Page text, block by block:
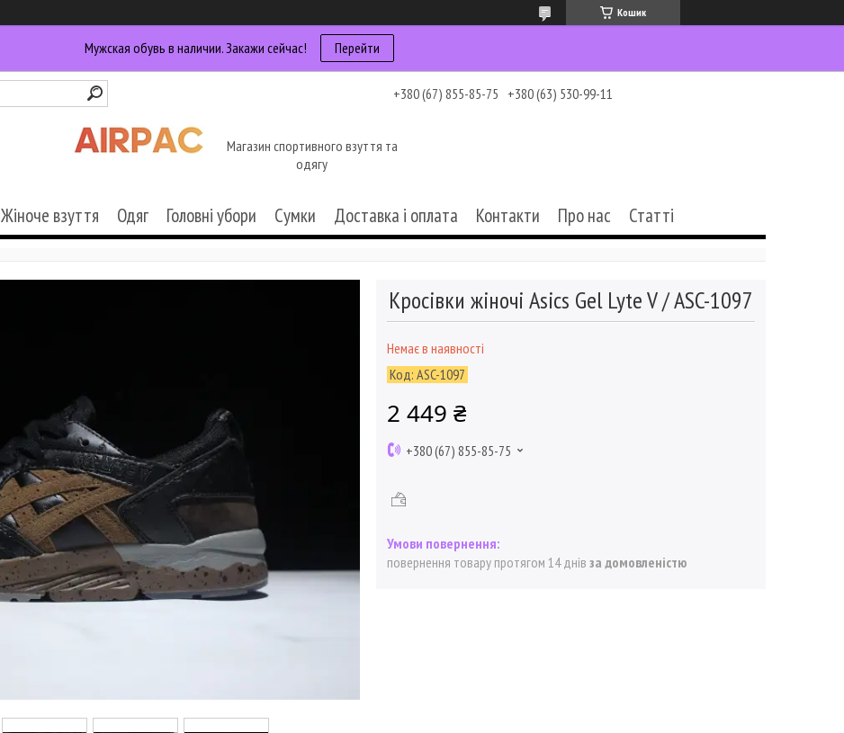
Кошик
Мужская обувь в наличии. Закажи сейчас! Перейти
+380 (67) 855-85-75 +380 (63) 530-99-11
Магазин спортивного взуття та
одягу
Жіноче взуття Одяг Головні убори Сумки Доставка і оплата Контакти Про нас Статті
Кросівки жіночі Asics Gel Lyte V / ASC-1097
Немає в наявності
Код: ASC-1097
2 449 ₴
+380 (67) 855-85-75
повернення товару протягом 14 днів за домовленістю